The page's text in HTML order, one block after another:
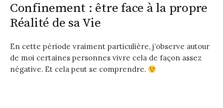
Confinement : être face à la propre
Réalité de sa Vie
En cette période vraiment particulière, j’observe autour
de moi certaines personnes vivre cela de façon assez
négative. Et cela peut se comprendre.